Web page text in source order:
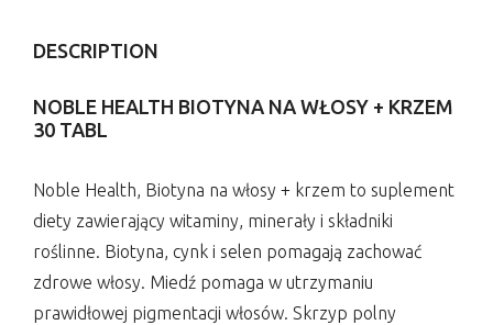
DESCRIPTION
NOBLE HEALTH BIOTYNA NA WŁOSY + KRZEM
30 TABL
Noble Health, Biotyna na włosy + krzem to suplement
diety zawierający witaminy, minerały i składniki
roślinne. Biotyna, cynk i selen pomagają zachować
zdrowe włosy. Miedź pomaga w utrzymaniu
prawidłowej pigmentacji włosów. Skrzyp polny